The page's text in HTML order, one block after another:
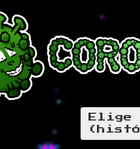
Elige